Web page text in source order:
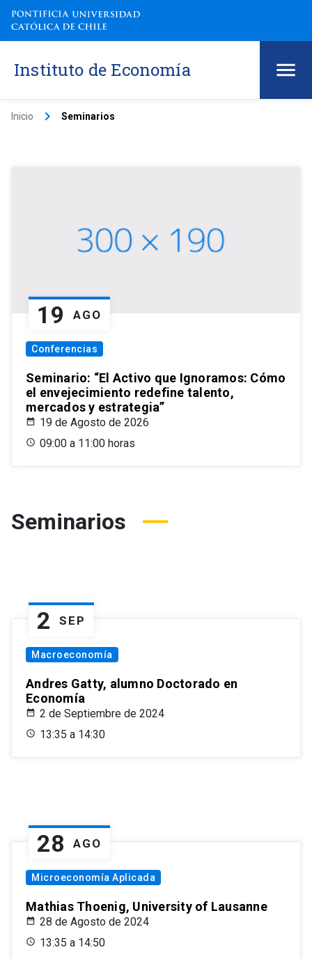
Instituto de Economía
Inicio keyboard_arrow_right Seminarios
19 AGO
Conferencias
Seminario: “El Activo que Ignoramos: Cómo
el envejecimiento redefine talento,
mercados y estrategia”
19 de Agosto de 2026
09:00 a 11:00 horas
Seminarios
2 SEP
Macroeconomía
Andres Gatty, alumno Doctorado en
Economía
2 de Septiembre de 2024
13:35 a 14:30
28 AGO
Microeconomía Aplicada
Mathias Thoenig, University of Lausanne
28 de Agosto de 2024
13:35 a 14:50